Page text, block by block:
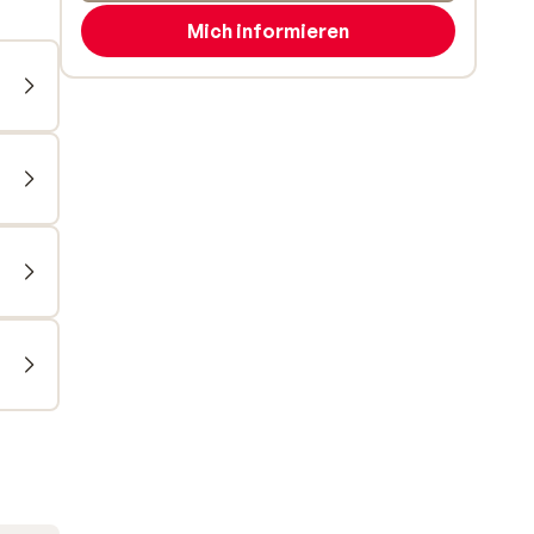
Mich informieren